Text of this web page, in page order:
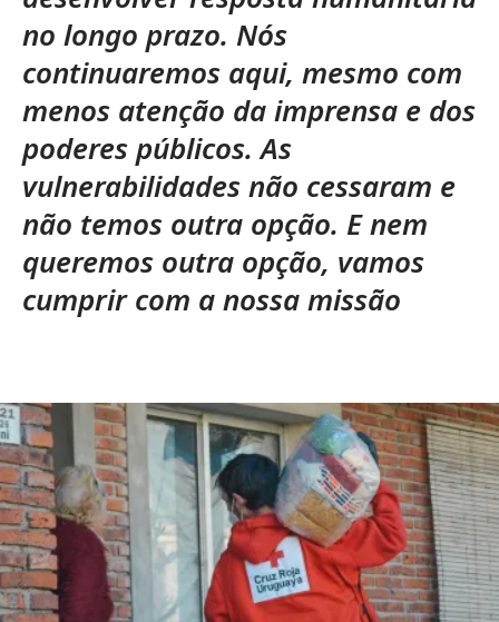
no longo prazo. Nós
continuaremos aqui, mesmo com
menos atenção da imprensa e dos
poderes públicos. As
vulnerabilidades não cessaram e
não temos outra opção. E nem
queremos outra opção, vamos
cumprir com a nossa missão